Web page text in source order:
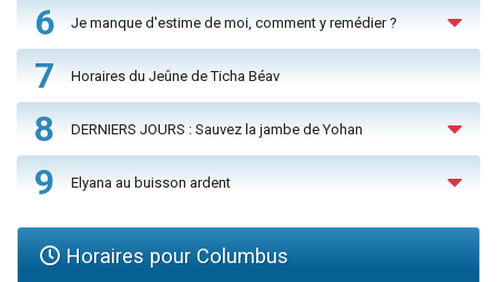
6 Je manque d'estime de moi, comment y remédier ?
7 Horaires du Jeûne de Ticha Béav
8 DERNIERS JOURS : Sauvez la jambe de Yohan
9 Elyana au buisson ardent
Horaires pour Columbus